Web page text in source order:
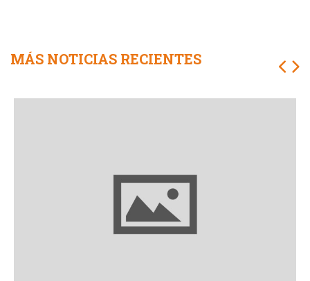
MÁS NOTICIAS RECIENTES